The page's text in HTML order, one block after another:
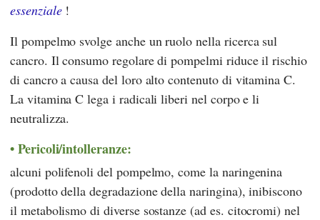
essenziale!
Il pompelmo svolge anche un ruolo nella ricerca sul
cancro. Il consumo regolare di pompelmi riduce il rischio
di cancro a causa del loro alto contenuto di vitamina C.
La vitamina C lega i radicali liberi nel corpo e li
neutralizza.
Pericoli/intolleranze:
alcuni polifenoli del pompelmo, come la naringenina
(prodotto della degradazione della naringina), inibiscono
il metabolismo di diverse sostanze (ad es. citocromi) nel